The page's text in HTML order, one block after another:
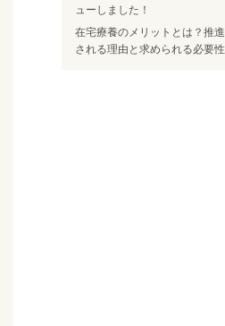
ューしました！
在宅療養のメリットとは？推進
される理由と求められる必要性